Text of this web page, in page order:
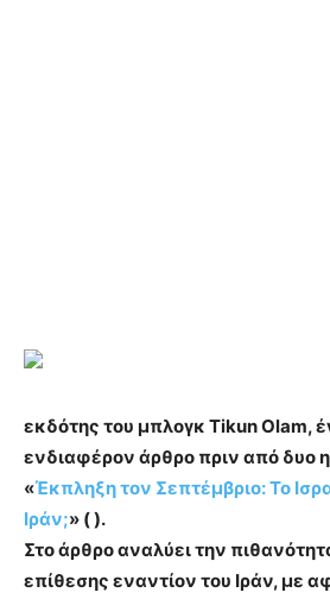
εκδότης του μπλογκ Tikun Olam,
ενδιαφέρον άρθρο πριν από δυο
«Έκπληξη τον Σεπτέμβριο: Το
Ιράν;» ( ).
Στο άρθρο αναλύει την
επίθεσης εναντίον του Ιράν, με